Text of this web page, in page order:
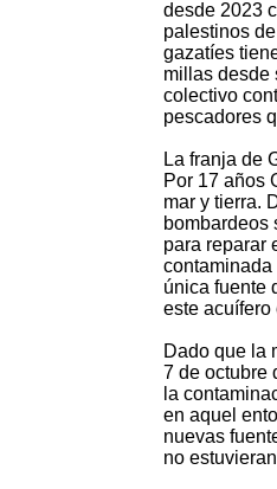
desde 2023
palestinos
gazatíes
millas desde
colectivo
pescadores
La franja de
Por 17 años
mar y tierra.
bombardeos
para reparar
contaminada
única fuente
este acuífero
Dado que la
7 de octubre
la
en aquel
nuevas
no